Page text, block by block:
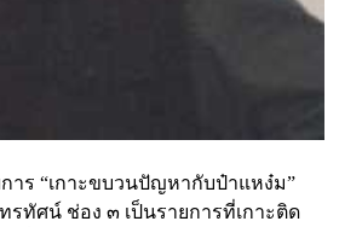
าร “เกาะขบวนปัญหากับป๋าแหง๋ม”
ทัศน์ ช่อง ๓ เป็นรายการที่เกาะติด